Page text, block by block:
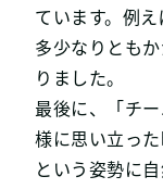
ています。例
多少なりとも
りました。
最後に、「チ
様に思い立っ
という姿勢に